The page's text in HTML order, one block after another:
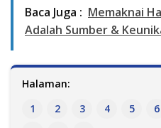
Baca Juga : Memaknai
Adalah Sumber &
Halaman:
1
2 3 4 5 6